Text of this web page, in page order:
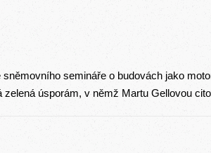
semináře o budovách jako
úsporám, v němž Martu Gellovou